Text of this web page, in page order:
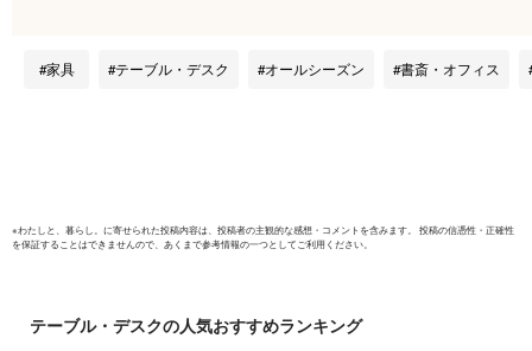
先
作業台 お
家具 テーブル・デスク オールシーズン 書斎・オフィス
※わたしと、暮らし。 に寄せられた投稿内容は、投稿者の主観的な感想・コメントを含みます。 投稿の信憑性・正確性
を保証することはできませんので、あくまで参考情報の一つとしてご利用ください。
テーブル・デスクの人気おすすめランキング